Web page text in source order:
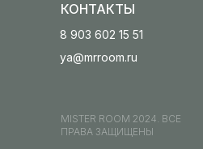
MISTER ROOM 2024. ВСЕ
ПРАВА ЗАЩИЩЕНЫ
КОНТАКТЫ
8 903 602 15 51
ya@mrroom.ru